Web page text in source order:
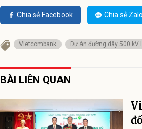
Chia sẻ Facebook Chia sẻ Zalo
Vietcombank Dự án đường dây 500 kV
BÀI LIÊN QUAN